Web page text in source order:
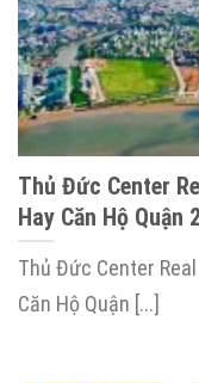
Thủ Đức Center
Hay Căn Hộ Quận 2
Thủ Đức Center
Căn Hộ Quận [...]